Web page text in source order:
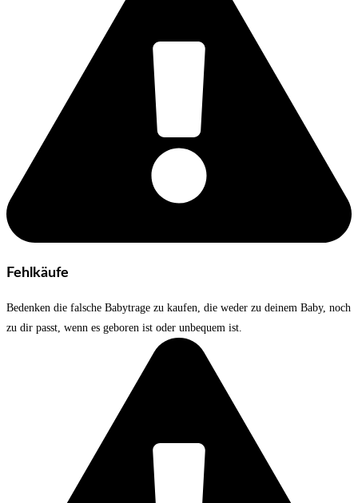
Fehlkäufe
Bedenken die falsche Babytrage zu kaufen, die weder zu deinem Baby, noch
zu dir passt, wenn es geboren ist oder unbequem ist.